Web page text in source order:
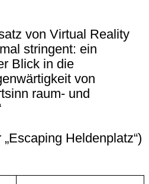
von Virtual Reality
stringent: ein
Blick in die
von
raum- und
„Escaping Heldenplatz“)